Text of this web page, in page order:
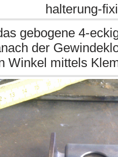
gebogene 4-
der
Winkel mittels